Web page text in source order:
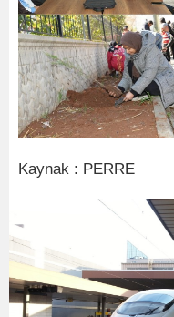
Kaynak : PERRE